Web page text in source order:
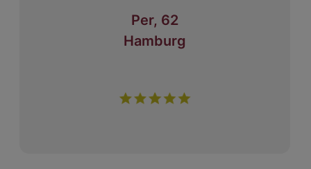
Per, 62
Hamburg